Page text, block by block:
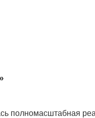
полномасштабная